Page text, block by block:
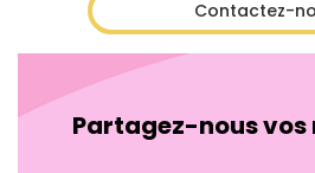
Contactez-
Partagez-nous